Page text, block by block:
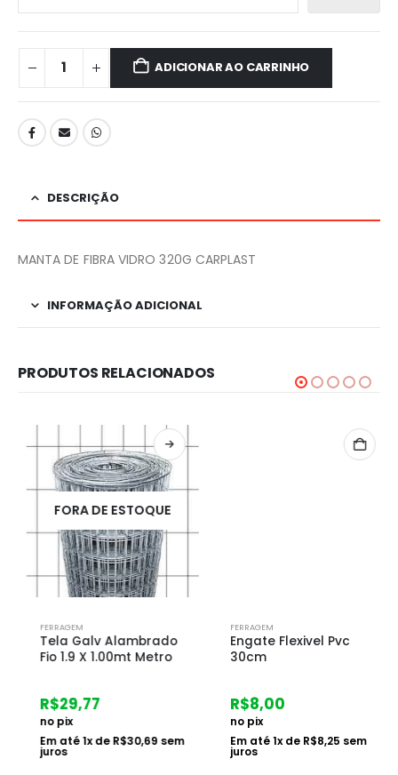
ADICIONAR AO CARRINHO
DESCRIÇÃO
MANTA DE FIBRA VIDRO 320G CARPLAST
INFORMAÇÃO ADICIONAL
PRODUTOS RELACIONADOS
FORA DE ESTOQUE
FERRAGEM
Tela Galv Alambrado
Fio 1.9 X 1.00mt Metro
R$29,77
no pix
Em até1x deR$30,69sem
juros
FERRAGEM
Engate Flexivel Pvc
30cm
R$8,00
no pix
Em até1x deR$8,25sem
juros